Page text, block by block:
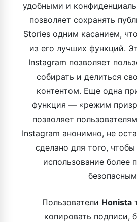
удобными и
позволяет сохранять
Stories одним касанием,
из его лучших функций.
Instagram позволяет
собирать и делиться
контентом. Еще одна
функция — «режим
позволяет
Instagram анонимно, не
сделано для того,
использование более
Пользователи Honista
копировать подписи,